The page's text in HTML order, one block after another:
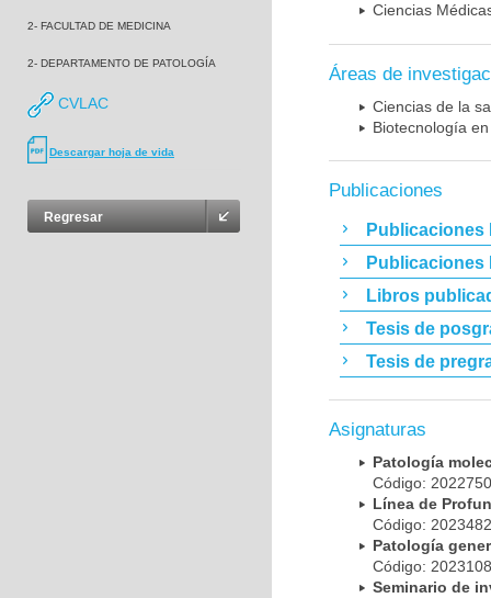
2- FACULTAD DE MEDICINA
2- DEPARTAMENTO DE PATOLOGÍA
CVLAC
Descargar hoja de vida
Regresar
Ciencias
Áreas de
Ciencias de la
Biotecnología
Publicaciones
Publicaciones
Publicaciones
Libros
Tesis de
Tesis de
Asignaturas
Patología
Código:
Línea de
Código:
Patología
Código:
Seminario de